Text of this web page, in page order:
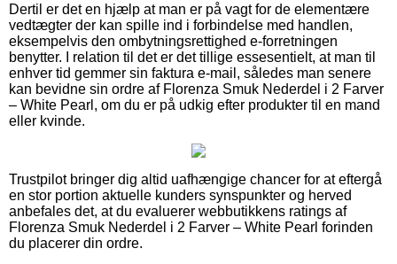
Dertil er det en hjælp at man er på vagt for de elementære
vedtægter der kan spille ind i forbindelse med handlen,
eksempelvis den ombytningsrettighed e-forretningen
benytter. I relation til det er det tillige essesentielt, at man til
enhver tid gemmer sin faktura e-mail, således man senere
kan bevidne sin ordre af Florenza Smuk Nederdel i 2 Farver
– White Pearl, om du er på udkig efter produkter til en mand
eller kvinde.
Trustpilot bringer dig altid uafhængige chancer for at eftergå
en stor portion aktuelle kunders synspunkter og herved
anbefales det, at du evaluerer webbutikkens ratings af
Florenza Smuk Nederdel i 2 Farver – White Pearl forinden
du placerer din ordre.